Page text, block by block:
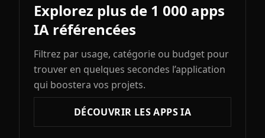
Explorez plus de 1 000 apps
IA référencées
Filtrez par usage, catégorie ou budget pour
trouver en quelques secondes l’application
qui boostera vos projets.
DÉCOUVRIR LES APPS IA